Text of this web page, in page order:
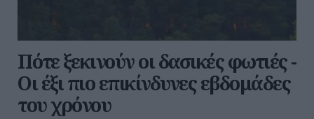
Πότε ξεκινούν οι δασικές φωτιές -
Oι έξι πιο επικίνδυνες εβδομάδες
του χρόνου